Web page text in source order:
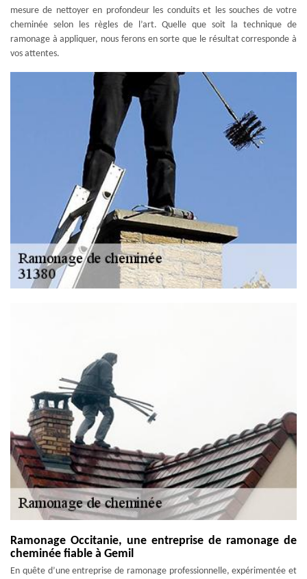
mesure de nettoyer en profondeur les conduits et les souches de votre
cheminée selon les règles de l’art. Quelle que soit la technique de
ramonage à appliquer, nous ferons en sorte que le résultat corresponde à
vos attentes.
Ramonage Occitanie, une entreprise de ramonage de
cheminée fiable à Gemil
En quête d’une entreprise de ramonage professionnelle, expérimentée et